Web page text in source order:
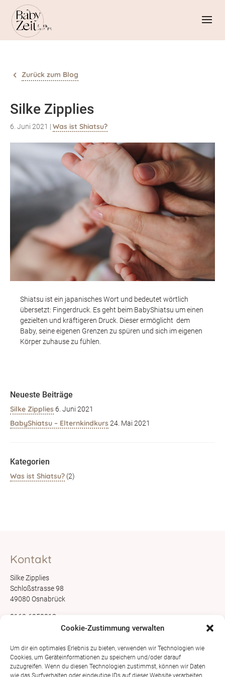
Cookie-Zustimmung verwalten
Um dir ein optimales Erlebnis zu bieten, verwenden wir Technologien wie
Cookies, um Geräteinformationen zu speichern und/oder darauf
zuzugreifen. Wenn du diesen Technologien zustimmst, können wir Daten
wie das Surfverhalten oder eindeutige IDs auf dieser Website verarbeiten.
Zurück zum Blog
Silke Zipplies
6. Juni 2021 | Was ist Shiatsu?
Shiatsu ist ein japanisches Wort und bedeutet wörtlich
übersetzt: Fingerdruck. Es geht beim BabyShiatsu um einen
gezielten und kräftigeren Druck. Dieser ermöglicht dem
Baby, seine eigenen Grenzen zu spüren und sich im eigenen
Körper zuhause zu fühlen.
Neueste Beiträge
Silke Zipplies 6. Juni 2021
BabyShiatsu – Elternkindkurs24. Mai 2021
Kategorien
Was ist Shiatsu? (2)
Kontakt
Silke Zipplies
Schloßstrasse 98
49080 Osnabrück
0162-6950018
info@babyzeit-os.de
Links
Impressum